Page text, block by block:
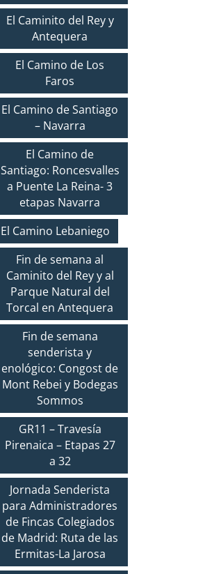
El Caminito del Rey y
Antequera
El Camino de Los
Faros
El Camino de Santiago
– Navarra
El Camino de
Santiago: Roncesvalles
a Puente La Reina- 3
etapas Navarra
El Camino Lebaniego
Fin de semana al
Caminito del Rey y al
Parque Natural del
Torcal en Antequera
Fin de semana
senderista y
enológico: Congost de
Mont Rebei y Bodegas
Sommos
GR11 – Travesía
Pirenaica – Etapas 27
a 32
Jornada Senderista
para Administradores
de Fincas Colegiados
de Madrid: Ruta de las
Ermitas-La Jarosa